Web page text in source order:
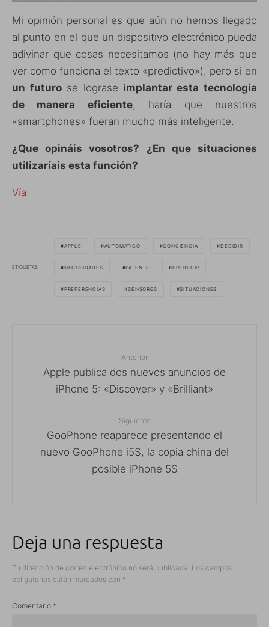
Mi opinión personal es que aún no hemos llegado
al punto en el que un dispositivo electrónico pueda
adivinar que cosas necesitamos (no hay más que
ver como funciona el texto «predictivo»), pero si en
un futurose lograse implantar esta tecnología
de manera eficiente, haría que nuestros
«smartphones» fueran mucho más inteligente.
¿Que opináis vosotros? ¿En que situaciones
utilizaríais esta función?
Vía
ETIQUETAS
APPLE AUTOMATICO CONCIENCIA DECIDIR
NECESIDADES PATENTE PREDECIR
PREFERENCIAS SENSORES SITUACIONES
Anterior
Apple publica dos nuevos anuncios de
iPhone 5: «Discover» y «Brilliant»
Siguiente
GooPhone reaparece presentando el
nuevo GooPhone i5S, la copia china del
posible iPhone 5S
Deja una respuesta
Tu dirección de correo electrónico no será publicada. Los campos
obligatorios están marcados con *
Comentario *